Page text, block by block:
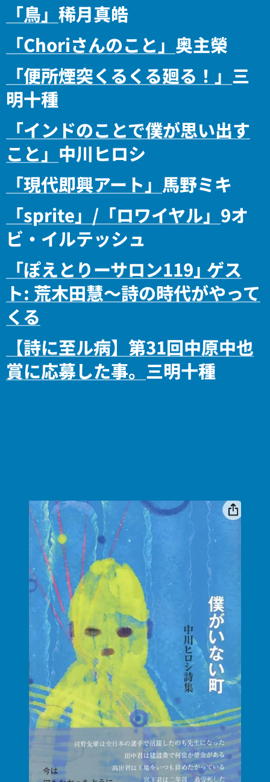
「鳥」 稀月真皓
「Choriさんのこと」 奥主榮
「便所煙突くるくる廻る！」 三
明十種
「インドのことで僕が思い出す
こと」 中川ヒロシ
「現代即興アート」 馬野ミキ
「sprite」/「ロワイヤル」 9オ
ビ・イルテッシュ
「ぽえとりーサロン119｣ ゲス
ト: 荒木田慧～詩の時代がやって
くる
【詩に至ル病】第31回中原中也
賞に応募した事。 三明十種